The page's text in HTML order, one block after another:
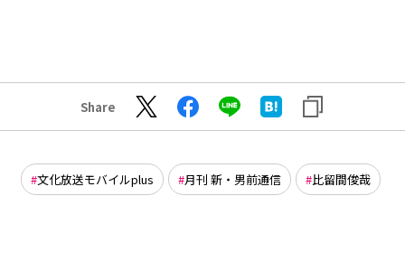
Share
文化放送モバイルplus 月刊 新・男前通信 比留間俊哉